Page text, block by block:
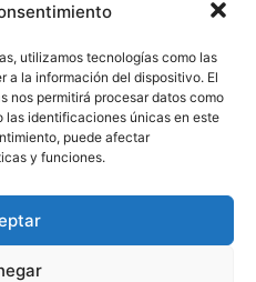
utilizamos tecnologías como las
a la información del dispositivo. El
nos permitirá procesar datos como
las identificaciones únicas en este
puede afectar
y funciones.